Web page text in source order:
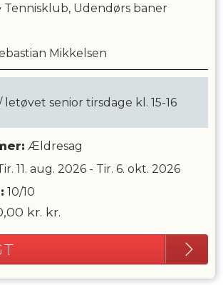
Tennisklub, Udendørs baner
Mikkelsen
senior tirsdage kl. 15-16
Ældresag
11. aug. 2026- Tir. 6. okt. 2026
10/10
kr. kr.